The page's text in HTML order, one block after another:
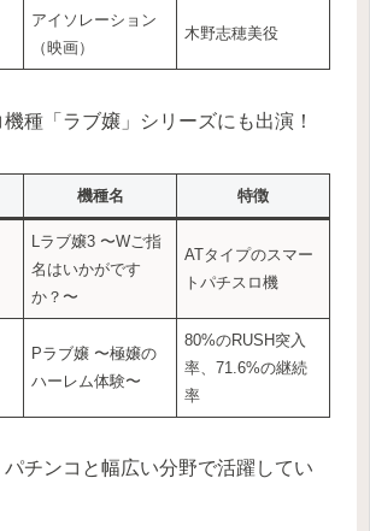
アイソレーション
（映画）
木野志穂美役
種「ラブ嬢」シリーズにも出演！
機種名 特徴
Lラブ嬢3 〜Wご指
名はいかがです
か？〜
ATタイプのスマー
トパチスロ機
Pラブ嬢 〜極嬢の
ハーレム体験〜
80%のRUSH突入
率、71.6%の継続
率
パチンコと幅広い分野で活躍してい